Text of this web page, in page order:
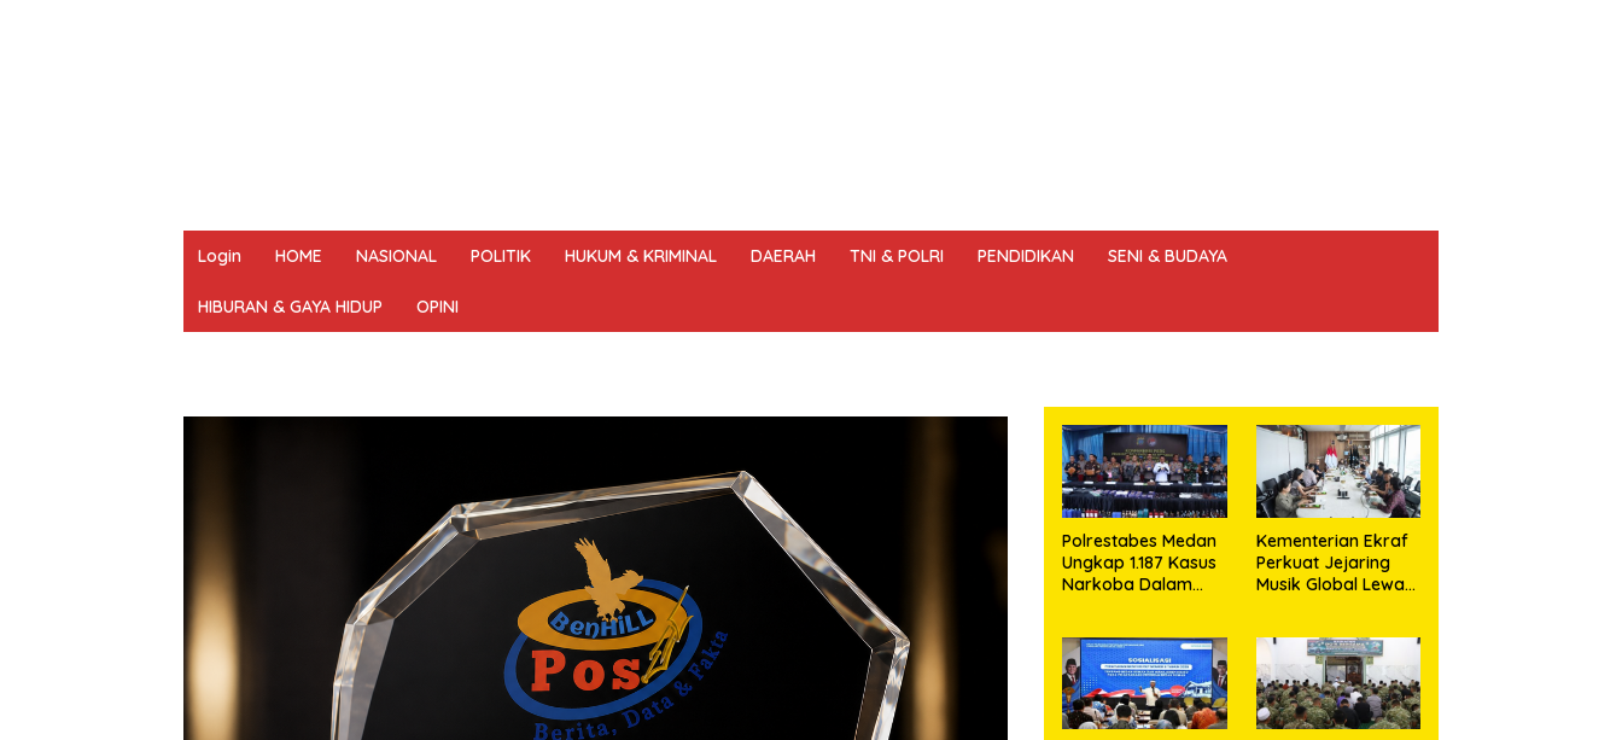
Login HOME NASIONAL POLITIK HUKUM & KRIMINAL DAERAH TNI & POLRI PENDIDIKAN SENI & BUDAYA
HIBURAN & GAYA HIDUP OPINI
Polrestabes Medan
Ungkap 1.187 Kasus
Narkoba Dalam
Kilogram Barang
Bukti
Kementerian Ekraf
Perkuat Jejaring
Musik Global Lewat